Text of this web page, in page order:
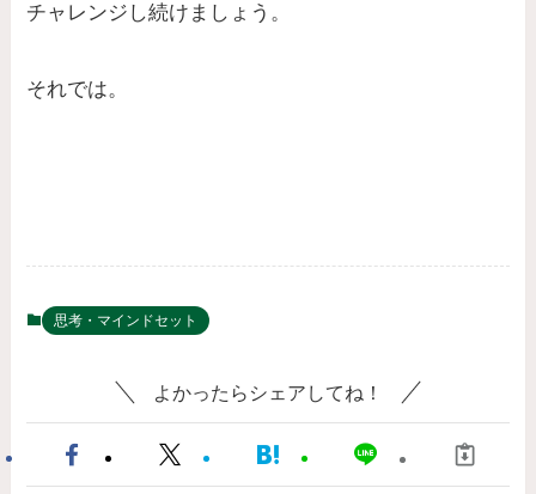
チャレンジし続けましょう。
それでは。
思考・マインドセット
よかったらシェアしてね！